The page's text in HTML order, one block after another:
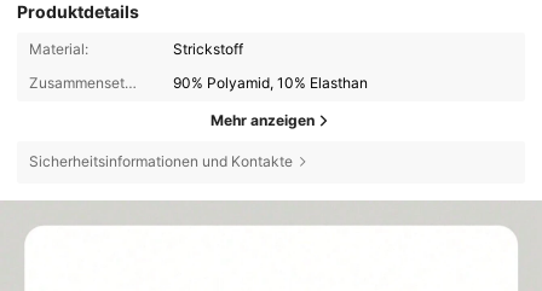
Produktdetails
Material:
Strickstoff
Zusammensetzung:
90% Polyamid, 10% Elasthan
Mehr anzeigen
Sicherheitsinformationen und Kontakte